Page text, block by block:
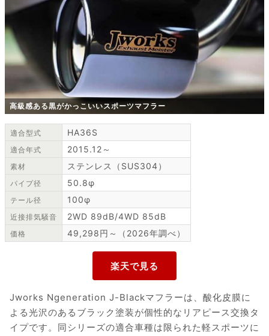
高級感ある黒がかっこいいスポーツマフラー
適合型式 HA36S
適合年式 2015.12～
素材 ステンレス（SUS304）
パイプ径 50.8φ
テール径 100φ
近接排気騒音 2WD 89dB/4WD 85dB
価格 49,298円～（2026年調べ）
Jworks Ngeneration J-Blackマフラーは、酸化皮膜に
よる光沢のあるブラック塗装が個性的なリアピース交換タ
イプです。同シリーズの適合車種は限られた軽スポーツに